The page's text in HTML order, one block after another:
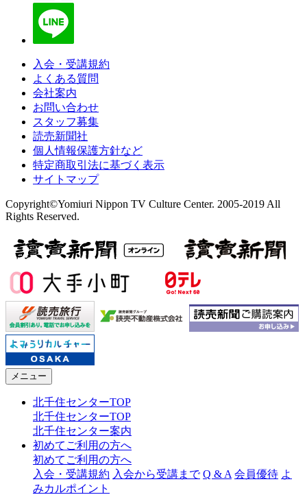
入会・受講規約
よくある質問
会社案内
お問い合わせ
スタッフ募集
読売新聞社
個人情報保護方針など
特定商取引法に基づく表示
サイトマップ
Copyright©Yomiuri Nippon TV Culture Center. 2005-2019 All
Rights Reserved.
メニュー
北千住センターTOP
北千住センターTOP
北千住センター案内
初めてご利用の方へ
初めてご利用の方へ
入会・受講規約 入会から受講まで Q & A 会員優待 よ
みカルポイント